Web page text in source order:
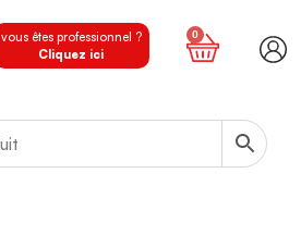
vous êtes professionnel ?
Cliquez ici
0